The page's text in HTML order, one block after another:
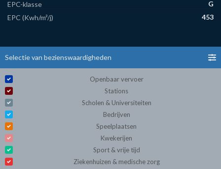
EPC-klasse
G
EPC (Kwh/m²/j)
453
Selectie van bezienswaardigheden
Openbaar vervoer
Stations
Scholen & Universiteiten
Bedrijven
Speelplaatsen
Kwekerijen
Sport & vrije tijd
Ziekenhuizen & medische zorg